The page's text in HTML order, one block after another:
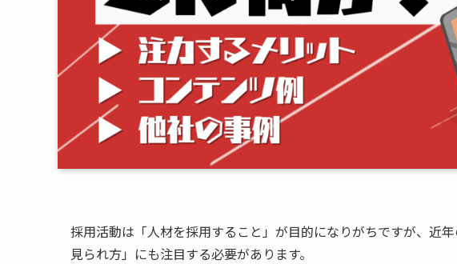
採用活動は「人材を採用すること」が目的になりがちですが、近
見られ方」にも注目する必要があります。